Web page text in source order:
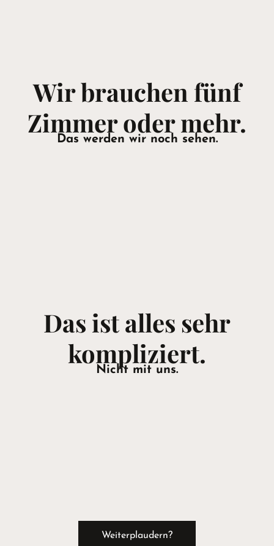
Wir brauchen fünf
Zimmer oder mehr.
Das werden wir noch sehen.
Das ist alles sehr
kompliziert.
Nicht mit uns.
Weiterplaudern?